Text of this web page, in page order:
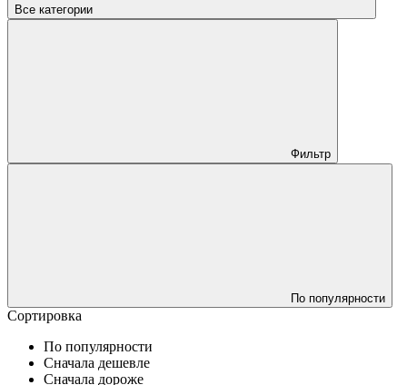
Все категории
Фильтр
По популярности
Сортировка
По популярности
Сначала дешевле
Сначала дороже